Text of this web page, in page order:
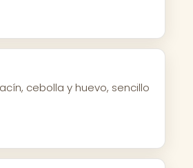
cebolla y huevo, sencillo